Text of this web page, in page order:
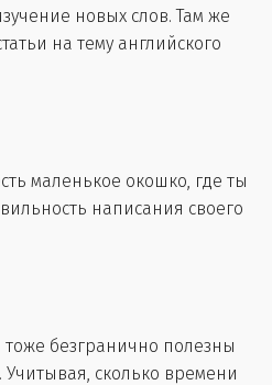
новых слов. Там же
на тему английского
маленькое окошко, где ты
написания своего
безгранично полезны
Учитывая, сколько времени